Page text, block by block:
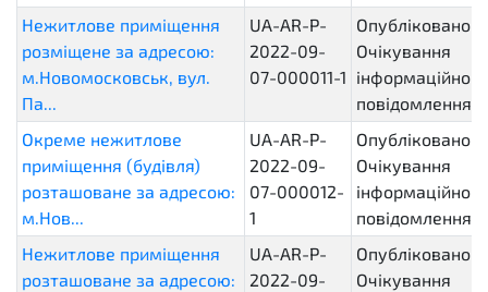
Нежитлове приміщення
розміщене за адресою:
м.Новомосковськ, вул.
Па...
UA-AR-P-
2022-09-
07-000011-1
Опубліковано.
Очікування
інформаційного
повідомлення
Окреме нежитлове
приміщення (будівля)
розташоване за адресою:
м.Нов...
UA-AR-P-
2022-09-
07-000012-
1
Опубліковано.
Очікування
інформаційного
повідомлення
Нежитлове приміщення
розташоване за адресою:
UA-AR-P-
2022-09-
Опубліковано.
Очікування